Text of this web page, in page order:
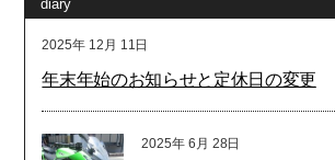
diary
2025年 12月 11日
年末年始のお知らせと定休日の変更
2025年 6月 28日